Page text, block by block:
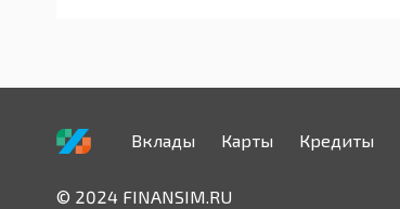
Вклады Карты Кредиты
© 2024 FINANSIM.RU